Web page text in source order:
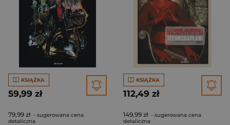
KSIĄŻKA
59,99 zł
79,99 zł - sugerowana cena
detaliczna
KSIĄŻKA
112,49 zł
149,99 zł - sugerowana cena
detaliczna